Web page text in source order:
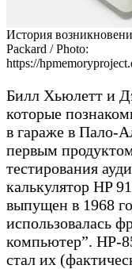
История
Packard / Photo:
https://
Билл Хьюлетт и
которые
в гараже в Пало-
первым
тестирования
калькулятор HP
выпущен в 1968
использовалась
компьютер”. HP-
стал их